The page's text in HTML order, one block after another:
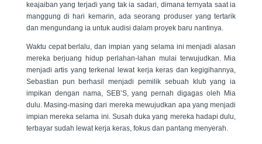
keajaiban yang terjadi yang tak ia sadari, dimana ternyata saat ia
manggung di hari kemarin, ada seorang produser yang tertarik
dan mengundang ia untuk audisi dalam proyek baru nantinya.
Waktu cepat berlalu, dan impian yang selama ini menjadi alasan
mereka berjuang hidup perlahan-lahan mulai terwujudkan. Mia
menjadi artis yang terkenal lewat kerja keras dan kegigihannya,
Sebastian pun berhasil menjadi pemilik sebuah klub yang ia
impikan dengan nama, SEB’S, yang pernah digagas oleh Mia
dulu. Masing-masing dari mereka mewujudkan apa yang menjadi
impian mereka selama ini. Susah duka yang mereka hadapi dulu,
terbayar sudah lewat kerja keras, fokus dan pantang menyerah.